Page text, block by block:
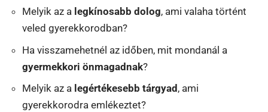
Melyik az a legkínosabb dolog, ami valaha történt
veled gyerekkorodban?
Ha visszamehetnél az időben, mit mondanál a
gyermekkori önmagadnak?
Melyik az a legértékesebb tárgyad , ami
gyerekkorodra emlékeztet?